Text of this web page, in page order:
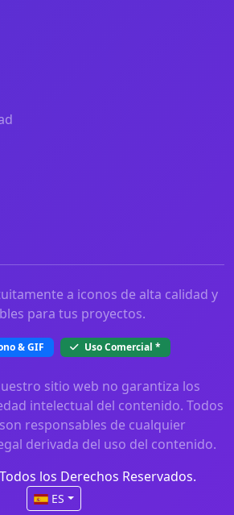
a iconos de alta calidad y
para tus proyectos.
& GIF Uso Comercial *
sitio web no garantiza los
intelectual del contenido. Todos
responsables de cualquier
derivada del uso del contenido.
los Derechos Reservados.
ES